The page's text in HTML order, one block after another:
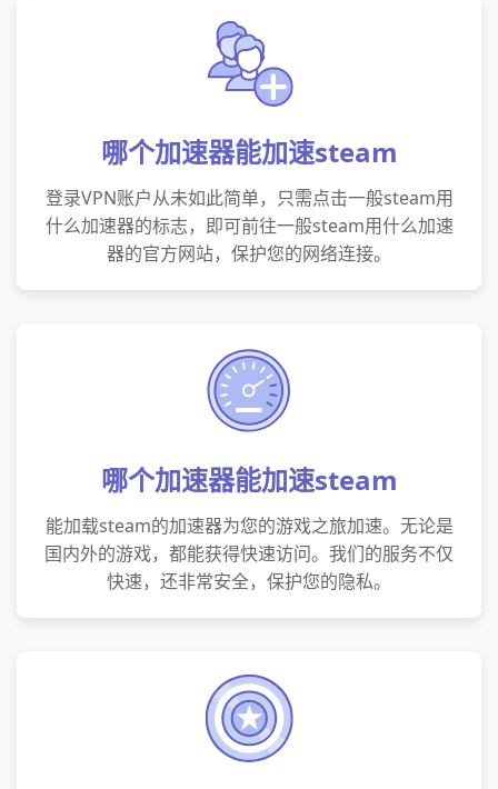
哪个加速器能加速steam
登录VPN账户从未如此简单，只需点击一般steam用
什么加速器的标志，即可前往一般steam用什么加速
器的官方网站，保护您的网络连接。
哪个加速器能加速steam
能加载steam的加速器为您的游戏之旅加速。无论是
国内外的游戏，都能获得快速访问。我们的服务不仅
快速，还非常安全，保护您的隐私。